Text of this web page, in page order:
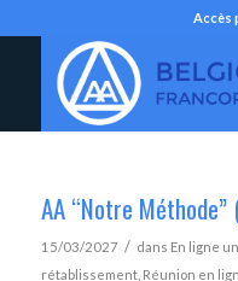
Accès
AA “Notre
15/03/2027 / dans En ligne
rétablissement, Réunion en